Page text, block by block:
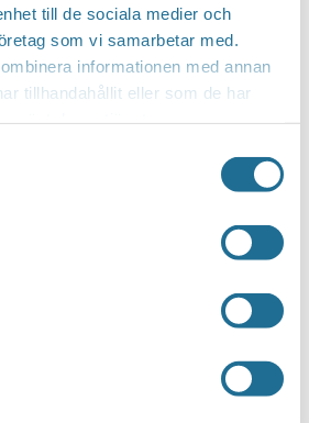
till de sociala medier och
som vi samarbetar med.
informationen med annan
tillhandahållit eller som de har
med kören hARMONI
18:00 -20:00
Motala
Nästa